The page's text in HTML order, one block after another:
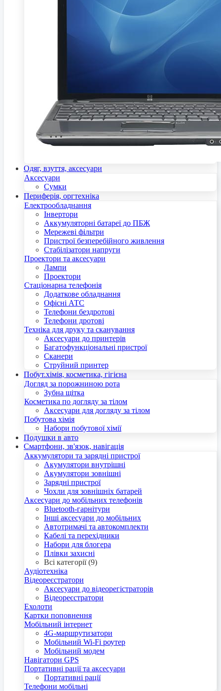
Одяг, взуття, аксесуари
Аксесуари
Сумки
Периферія, оргтехніка
Електрообладнання
Інвертори
Аккумуляторні батареї до ПБЖ
Мережеві фільтри
Пристрої безперебійного живлення
Стабілізатори напруги
Проектори та аксесуари
Лампи
Проектори
Стаціонарна телефонія
Додаткове обладнання
Офісні АТС
Телефони бездротові
Телефони дротові
Техніка для друку та сканування
Аксесуари до принтерів
Багатофункціональні пристрої
Сканери
Струйний принтер
Побут.хімія, косметика, гігієна
Догляд за порожниною рота
Зубна щітка
Косметика по догляду за тілом
Аксесуари для догляду за тілом
Побутова хімія
Набори побутової хімії
Подушки в авто
Смартфони, зв'язок, навігація
Аккумулятори та зарядні пристрої
Акумулятори внутрішні
Акумулятори зовнішні
Зарядні пристрої
Чохли для зовнішніх батарей
Аксесуари до мобільних телефонів
Bluetooth-гарнітури
Інші аксесуари до мобільних
Автотримачі та автокомплекти
Кабелі та перехідники
Набори для блогера
Плівки захисні
Всі категорії (9)
Аудіотехніка
Відеореєстратори
Аксесуари до відеорегістраторів
Відеореєстратори
Ехолоти
Картки поповнення
Мобільний інтернет
4G-маршрутизатори
Мобільний Wi-Fi роутер
Мобільний модем
Навігатори GPS
Портативні рації та аксесуари
Портативні рації
Телефони мобільні